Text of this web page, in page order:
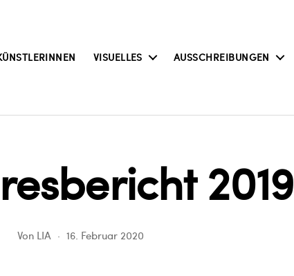
VISUELLES AUSSCHREIBUNGEN
2019
Von LIA 16. Februar 2020